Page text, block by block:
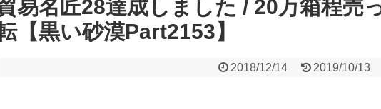
易名匠28達成しました / 20万箱程売
【黒い砂漠Part2153】
2018/12/14 2019/10/13